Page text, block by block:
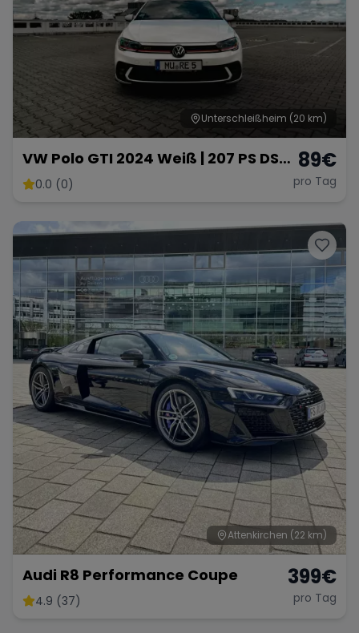
Unterschleißheim (20 km)
VW Polo GTI 2024 Weiß | 207 PS DSG
Automatik | Ab 89 € pro Tag
0.0 (0)
89€
pro Tag
Attenkirchen (22 km)
Audi R8 Performance Coupe
4.9 (37)
399€
pro Tag